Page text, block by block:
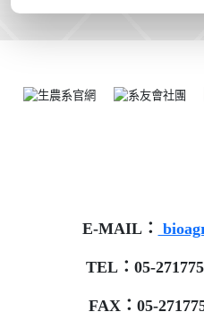
E-MAIL：
TEL：05-
FAX：